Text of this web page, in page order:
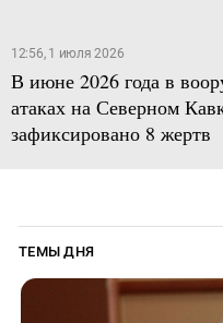
12:56, 1 июля 2026
В июне 2026 года в
атаках на Северном
зафиксировано 8 жертв
ТЕМЫ ДНЯ